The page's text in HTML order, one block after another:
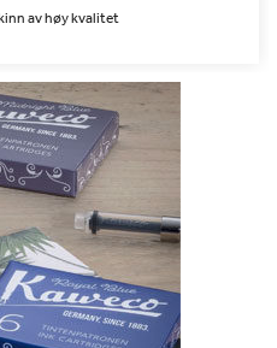
av høy kvalitet